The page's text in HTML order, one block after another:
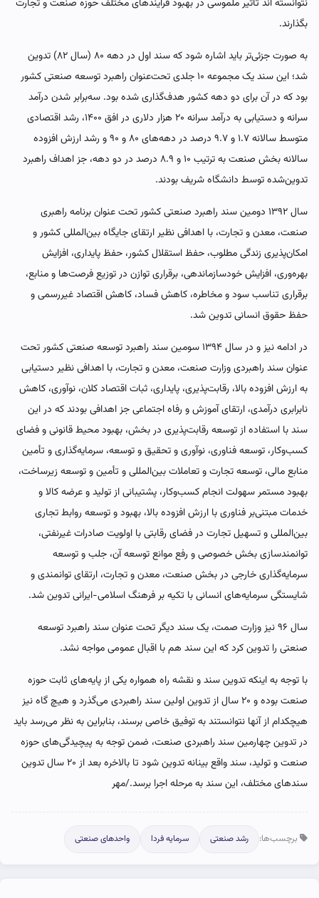
نتوانسته اند تأثیر ملموسی در بهبود فرایندهای مختلف حوزه صنعت و تجارت
بگذارند.
به صورت جزئی‌تر باید اشاره شود که سند اول در دهه ۸۰ (سال ۸۲) تدوین
شد؛ این سند یک مجموعه ۱۰ جلدی تحت‌عنوان راهبرد توسعه صنعتی کشور
بود که در آن برای دو دهه کشور هدف‌گذاری شده بود. سه‌برابر شدن درآمد
سرانه و دستیابی به درآمد سرانه ۲۰ هزار دلاری در افق ۱۴۰۰، رشد اقتصادی
متوسط سالانه ۱.۷ و ۹.۷ درصد در دهه‌های ۸۰ و ۹۰ و رشد ارزش افزوده
سالانه بخش صنعت به ترتیب ۱۰ و ۸.۹ درصد در دو دهه، جز اهداف راهبرد
تدوین‌شده توسط دانشگاه شریف بودند.
سال ۱۳۹۲ دومین سند راهبرد صنعتی کشور تحت عنوان برنامه راهبری
صنعت، معدن و تجارت، با اهدافی نظیر ارتقای جایگاه بین‌المللی کشور و
امکان‌پذیری زندگی مطلوب، حفظ استقلال کشور، حفظ پایداری، افزایش
بهره‌وری، افزایش خودسازماندهی، برقراری توازن در توزیع فرصت‌ها و منابع،
برقراری تناسب سود و مخاطره، کاهش فساد، کاهش اقتصاد غیررسمی و
حفظ حقوق انسانی تدوین شد.
در ادامه نیز و در سال ۱۳۹۴ سومین سند راهبرد توسعه صنعتی کشور تحت
عنوان سند راهبردی وزارت صنعت، معدن و تجارت، با اهدافی نظیر دستیابی
به ارزش افزوده بالا، رقابت‌پذیری، پایداری، ثبات اقتصاد کلان، نوآوری، کاهش
نابرابری درآمدی، ارتقای آموزش و رفاه اجتماعی جز اهدافی بودند که در این
سند با استفاده از توسعه رقابت‌پذیری در بخش، بهبود محیط قانونی و فضای
کسب‌وکار، توسعه فناوری، نوآوری و تحقیق و توسعه، سرمایه‌گذاری و تأمین
منابع مالی، توسعه تجارت و تعاملات بین‌المللی و تأمین و توسعه زیرساخت،
بهبود مستمر سهولت انجام کسب‌وکار، پشتیبانی از تولید و عرضه کالا و
خدمات مبتنی‌بر فناوری با ارزش افزوده بالا، بهبود و توسعه روابط تجاری
بین‌المللی و تسهیل تجارت در فضای رقابتی با اولویت صادرات غیرنفتی،
توانمندسازی بخش خصوصی و رفع موانع توسعه آن، جلب و توسعه
سرمایه‌گذاری خارجی در بخش صنعت، معدن و تجارت، ارتقای توانمندی و
شایستگی سرمایه‌های انسانی با تکیه بر فرهنگ اسلامی-ایرانی تدوین شد.
سال ۹۶ نیز وزارت صمت، یک سند دیگر تحت عنوان سند راهبرد توسعه
صنعتی را تدوین کرد که این سند هم با اقبال عمومی مواجه نشد.
با توجه به اینکه تدوین سند و نقشه راه همواره یکی از پایه‌های ثابت حوزه
صنعت بوده و ۲۰ سال از تدوین اولین سند راهبردی می‌گذرد و هیچ گاه نیز
هیچکدام از آنها نتوانستند به توفیق خاصی برسند، بنابراین به نظر می‌رسد باید
در تدوین چهارمین سند راهبردی صنعت، ضمن توجه به پیچیدگی‌های حوزه
صنعت و تولید، سند واقع بینانه تدوین شود تا بالاخره بعد از ۲۰ سال تدوین
سندهای مختلف، این سند به مرحله اجرا برسد./مهر
برچسب‌ها: رشد صنعتی سرمایه فردا واحدهای صنعتی